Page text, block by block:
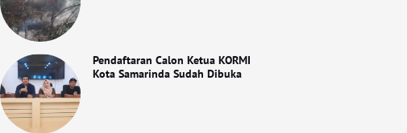
Pendaftaran Calon Ketua KORMI
Kota Samarinda Sudah Dibuka